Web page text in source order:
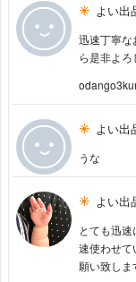
よい出
迅速丁寧な
ら是非よ
よい出
うな
よい出
とても迅
速使わせて
願い致しま